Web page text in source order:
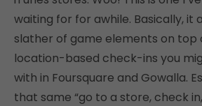
waiting for for awhile. Basically, it
slather of game elements on top
location-based check-ins you
with in Foursquare and Gowalla.
that same “go to a store, check